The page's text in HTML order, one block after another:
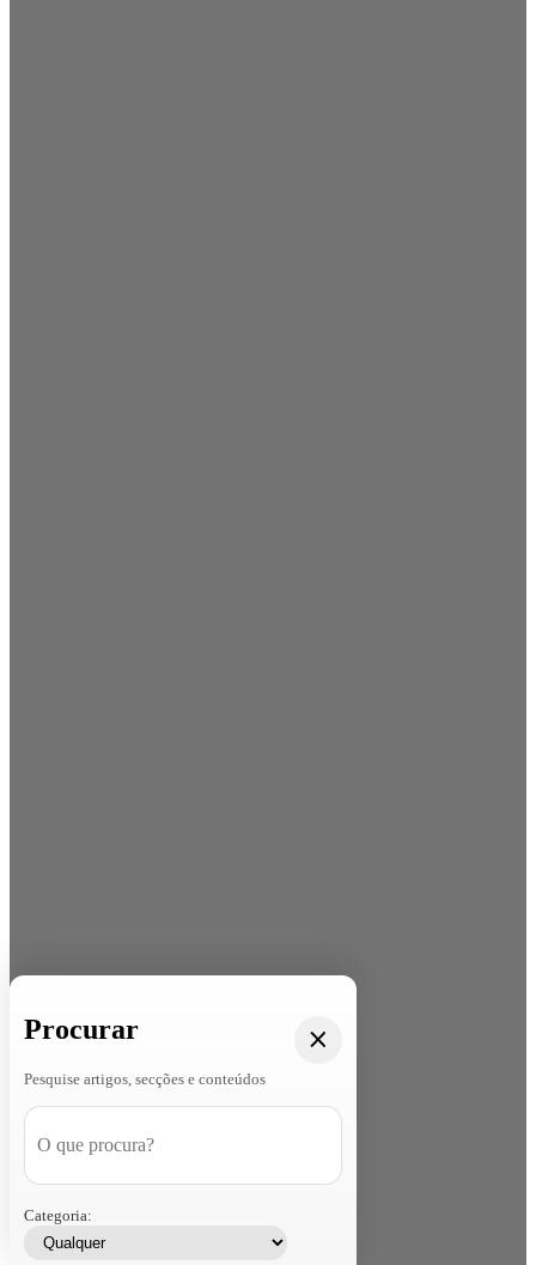
Procurar
Pesquise artigos, secções e conteúdos
Categoria: